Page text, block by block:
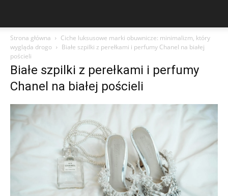
Strona główna
Ciche luksusowe marki obuwnicze: minimalizm, który
wygląda drogo
Białe szpilki z perełkami i perfumy Chanel na białej
pościeli
Białe szpilki z perełkami i perfumy
Chanel na białej pościeli